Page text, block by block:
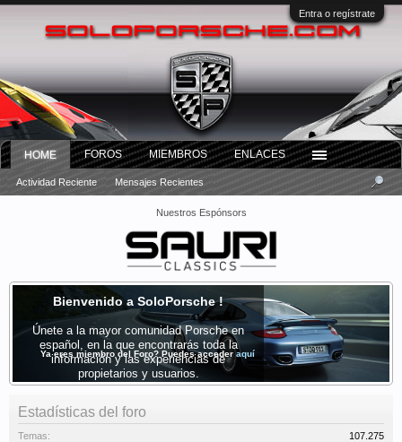
Entra o regístrate
Nuestros Espónsors
Bienvenido a SoloPorsche !
Únete a la mayor comunidad Porsche en
español, en la que encontrarás toda la
información y las experiencias de
propietarios y usuarios.
Sólo tienes que
acceder a todas las areas del Foro.
Ya eres miembro del Foro? Puedes accederaquí
Estadísticas del foro
Temas:
107.275
HOME
Actividad Reciente Mensajes Recientes
FOROS MIEMBROS ENLACES